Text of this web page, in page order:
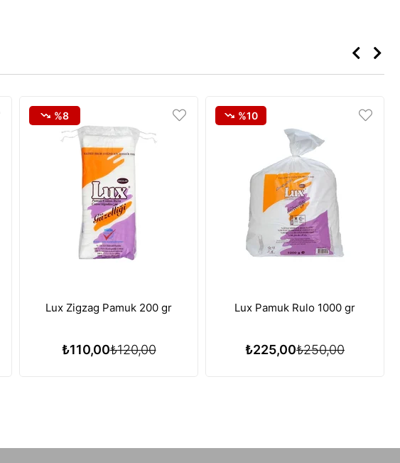
Lux Zigzag Pamuk 200 gr
₺110,00₺120,00
%8
Lux Pamuk Rulo 1000 gr
₺225,00₺250,00
%10